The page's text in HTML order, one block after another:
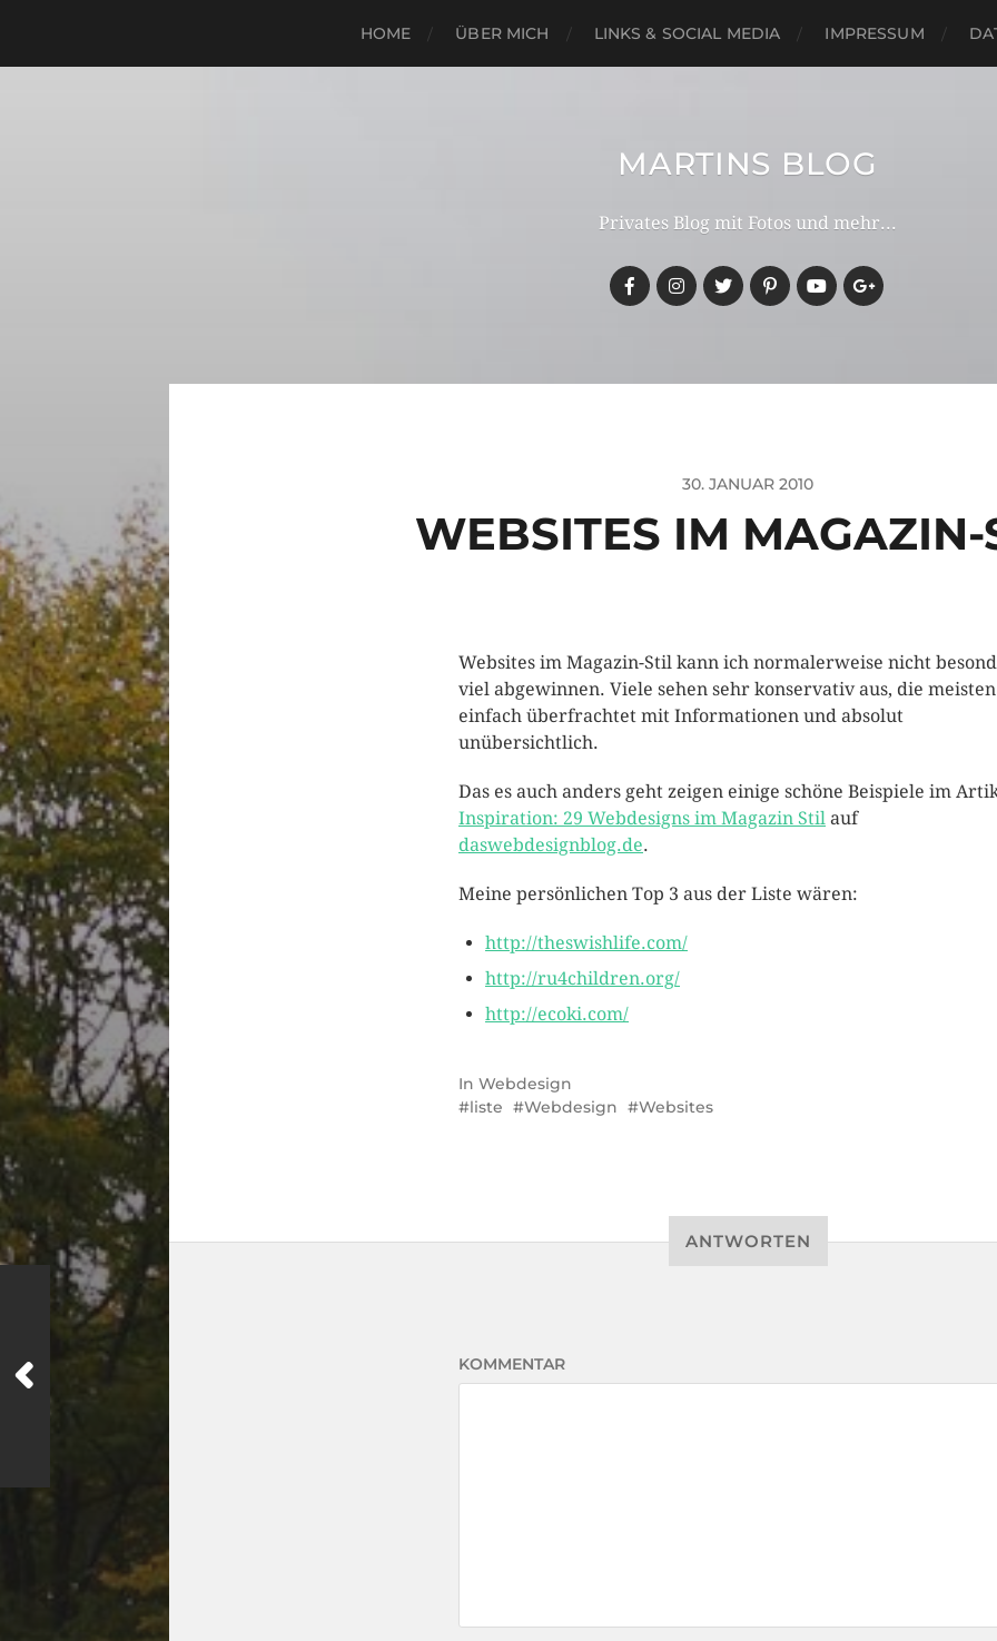
HOME ÜBER MICH LINKS & SOCIAL MEDIA IMPRESSUM
MARTINS BLOG
Privates Blog mit Fotos und mehr...
30. JANUAR 2010
WEBSITES IM MAGAZIN-
Websites im Magazin-Stil kann ich normalerweise nicht
viel abgewinnen. Viele sehen sehr konservativ aus, die
einfach überfrachtet mit Informationen und absolut
unübersichtlich.
Das es auch anders geht zeigen einige schöne Beispiele im
Inspiration: 29 Webdesigns im Magazin Stil auf
daswebdesignblog.de.
Meine persönlichen Top 3 aus der Liste wären:
http://theswishlife.com/
http://ru4children.org/
http://ecoki.com/
In Webdesign
liste
Webdesign Websites
ANTWORTEN
KOMMENTAR